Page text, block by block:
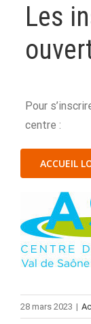
Les
Pour
centre :
ACCUEIL
28 mars 2023 |